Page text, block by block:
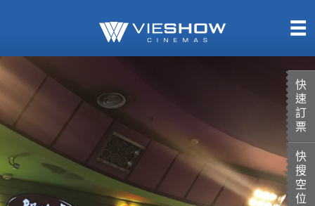
快
速
訂
票
快
搜
空
位
TITAN SCREEN
MUCROWN
IMAX
影城餐飲
UNICORN